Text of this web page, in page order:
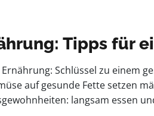
Tipps für
Ernährung: Schlüssel zu
auf gesunde Fette setzen
langsam essen